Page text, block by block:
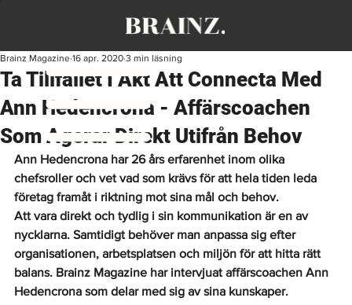
Ta Tillfället I Akt Att Connecta Med
Ann Hedencrona - Affärscoachen
Som Agerar Direkt Utifrån Behov
Brainz Magazine 16 apr. 2020 3 min läsning
Ann Hedencrona har 26 års erfarenhet inom olika
chefsroller och vet vad som krävs för att hela tiden leda
företag framåt i riktning mot sina mål och behov.
Att vara direkt och tydlig i sin kommunikation är en av
nycklarna. Samtidigt behöver man anpassa sig efter
organisationen, arbetsplatsen och miljön för att hitta rätt
balans. Brainz Magazine har intervjuat affärscoachen Ann
Hedencrona som delar med sig av sina kunskaper.